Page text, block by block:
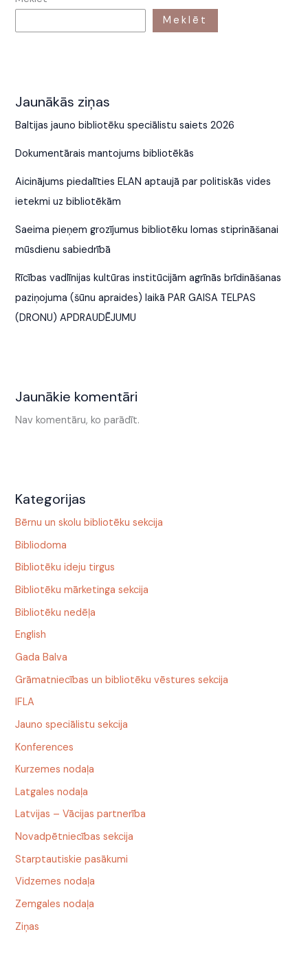
Meklēt
Jaunākās ziņas
Baltijas jauno bibliotēku speciālistu saiets 2026
Dokumentārais mantojums bibliotēkās
Aicinājums piedalīties ELAN aptaujā par politiskās vides
ietekmi uz bibliotēkām
Saeima pieņem grozījumus bibliotēku lomas stiprināšanai
mūsdienu sabiedrībā
Rīcības vadlīnijas kultūras institūcijām agrīnās brīdināšanas
paziņojuma (šūnu apraides) laikā PAR GAISA TELPAS
(DRONU) APDRAUDĒJUMU
Jaunākie komentāri
Nav komentāru, ko parādīt.
Kategorijas
Bērnu un skolu bibliotēku sekcija
Bibliodoma
Bibliotēku ideju tirgus
Bibliotēku mārketinga sekcija
Bibliotēku nedēļa
English
Gada Balva
Grāmatniecības un bibliotēku vēstures sekcija
IFLA
Jauno speciālistu sekcija
Konferences
Kurzemes nodaļa
Latgales nodaļa
Latvijas – Vācijas partnerība
Novadpētniecības sekcija
Starptautiskie pasākumi
Vidzemes nodaļa
Zemgales nodaļa
Ziņas